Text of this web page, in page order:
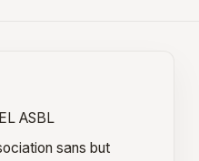
ASBL
sans but